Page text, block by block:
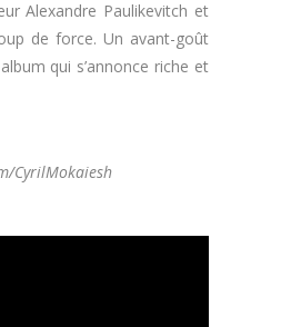
Alexandre Paulikevitch et
de force. Un avant-goût
qui s’annonce riche et
CyrilMokaiesh